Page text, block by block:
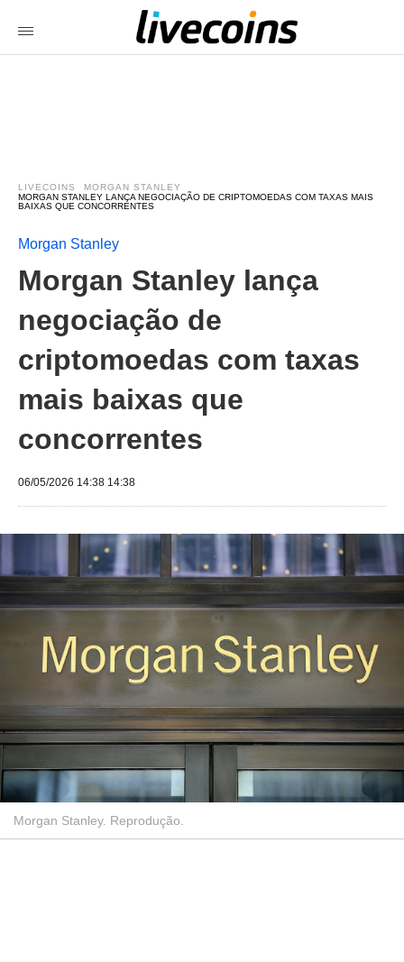
LIVECOINS
MORGAN STANLEY
MORGAN STANLEY LANÇA NEGOCIAÇÃO DE CRIPTOMOEDAS COM TAXAS MAIS
BAIXAS QUE CONCORRENTES
Morgan Stanley
Morgan Stanley lança
negociação de
criptomoedas com taxas
mais baixas que
concorrentes
06/05/2026 14:38 14:38
Morgan Stanley. Reprodução.